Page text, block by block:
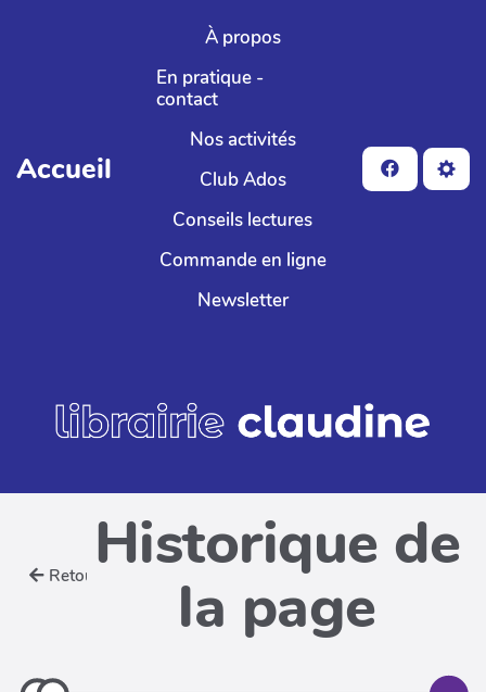
Aller au contenu principal
Accueil
À propos
En pratique -
contact
Nos activités
Club Ados
Conseils lectures
Commande en ligne
Newsletter
Retour Historique de
la page